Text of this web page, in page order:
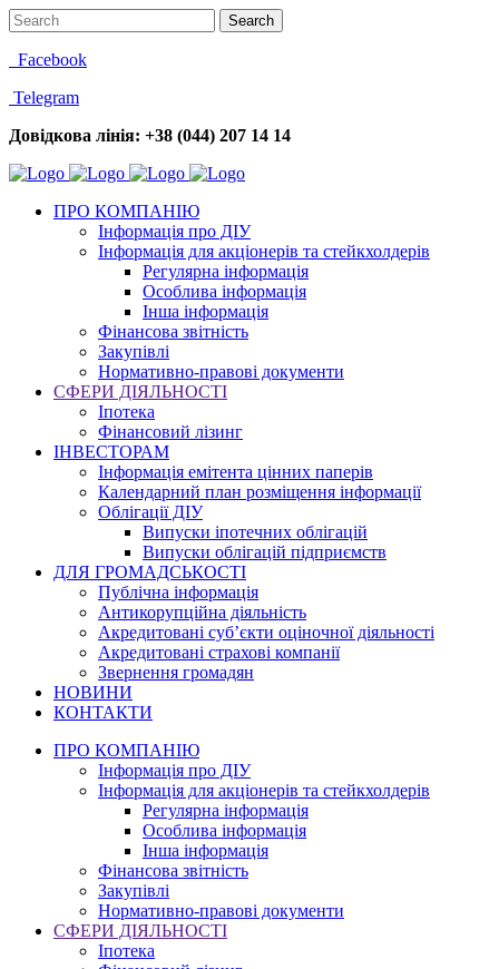
Facebook
Telegram
Довідкова лінія: +38 (044) 207 14 14
ПРО КОМПАНІЮ
Інформація про ДІУ
Інформація для акціонерів та стейкхолдерів
Регулярна інформація
Особлива інформація
Інша інформація
Фінансова звітність
Закупівлі
Нормативно-правові документи
СФЕРИ ДІЯЛЬНОСТІ
Іпотека
Фінансовий лізинг
ІНВЕСТОРАМ
Інформація емітента цінних паперів
Календарний план розміщення інформації
Облігації ДІУ
Випуски іпотечних облігацій
Випуски облігацій підприємств
ДЛЯ ГРОМАДСЬКОСТІ
Публічна інформація
Антикорупційна діяльність
Акредитовані суб’єкти оціночної діяльності
Акредитовані страхові компанії
Звернення громадян
НОВИНИ
КОНТАКТИ
ПРО КОМПАНІЮ
Інформація про ДІУ
Інформація для акціонерів та стейкхолдерів
Регулярна інформація
Особлива інформація
Інша інформація
Фінансова звітність
Закупівлі
Нормативно-правові документи
СФЕРИ ДІЯЛЬНОСТІ
Іпотека